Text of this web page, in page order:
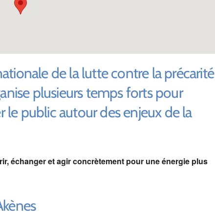
de la lutte contre la précarité
plusieurs temps forts pour
le public autour des enjeux de la
échanger et agir concrètement pour une énergie plus